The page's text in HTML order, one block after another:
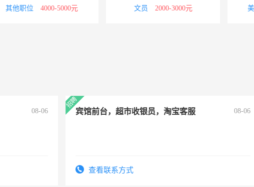
其他职位 4000-5000元 文员 2000-3000元
08-06 宾馆前台，超市收银员，淘宝客服 08-06
查看联系方式